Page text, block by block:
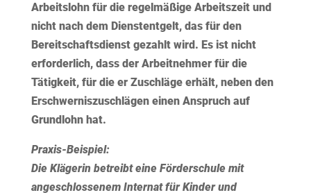
Arbeitslohn für die regelmäßige Arbeitszeit und
nicht nach dem Dienstentgelt, das für den
Bereitschaftsdienst gezahlt wird. Es ist nicht
erforderlich, dass der Arbeitnehmer für die
Tätigkeit, für die er Zuschläge erhält, neben den
Erschwerniszuschlägen einen Anspruch auf
Grundlohn hat.
Praxis-Beispiel:
Die Klägerin betreibt eine Förderschule mit
angeschlossenem Internat für Kinder und